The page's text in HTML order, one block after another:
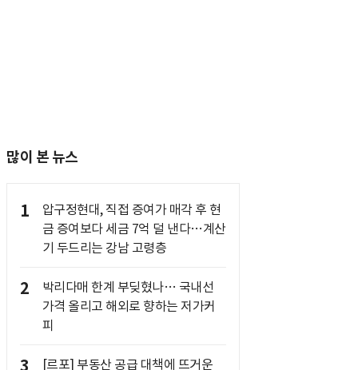
많이 본 뉴스
1
압구정현대, 직접 증여가 매각 후 현
금 증여보다 세금 7억 덜 낸다…계산
기 두드리는 강남 고령층
2
박리다매 한계 부딪혔나… 국내선
가격 올리고 해외로 향하는 저가커
피
[르포] 부동산 공급 대책에 뜨거운